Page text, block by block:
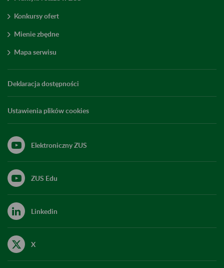
Konkursy ofert
Mienie zbędne
Mapa serwisu
Deklaracja dostępności
Ustawienia plików cookies
Elektroniczny ZUS
ZUS Edu
Linkedin
X